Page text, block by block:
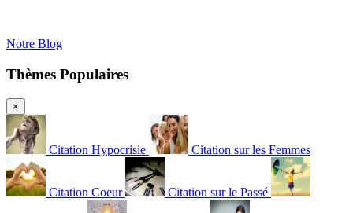
Notre Blog
Thèmes Populaires
×
Citation Hypocrisie Citation sur les Femmes
Citation Coeur Citation sur le Passé